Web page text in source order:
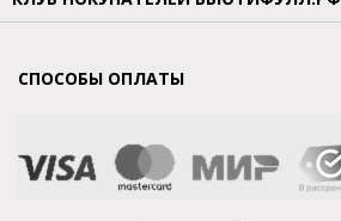
СПОСОБЫ ОПЛАТЫ